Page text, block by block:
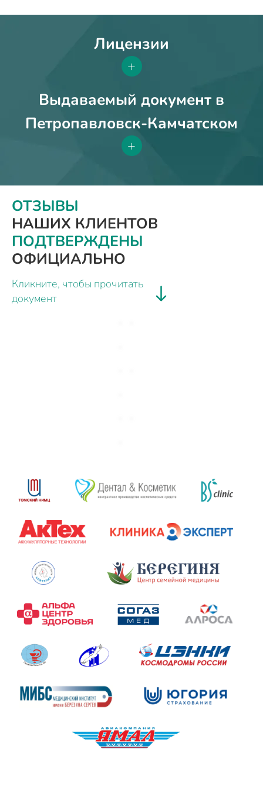
Лицензии
+
Выдаваемый документ в
Петропавловск-Камчатском
+
ОТЗЫВЫ
НАШИХ КЛИЕНТОВ
ПОДТВЕРЖДЕНЫ
ОФИЦИАЛЬНО
Кликните, чтобы прочитать
документ